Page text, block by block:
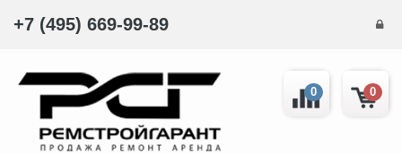
+7 (495) 669-99-89
0
0